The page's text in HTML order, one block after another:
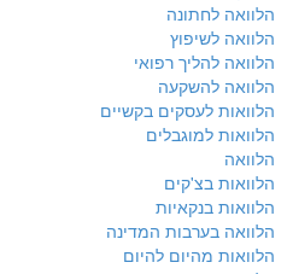
הלוואה לחתונה
הלוואה לשיפוץ
הלוואה להליך רפואי
הלוואה להשקעה
הלוואות לעסקים בקשיים
הלוואות למוגבלים
הלוואה
הלוואות בצ'קים
הלוואות בנקאיות
הלוואה בערבות המדינה
הלוואות מהיום להיום